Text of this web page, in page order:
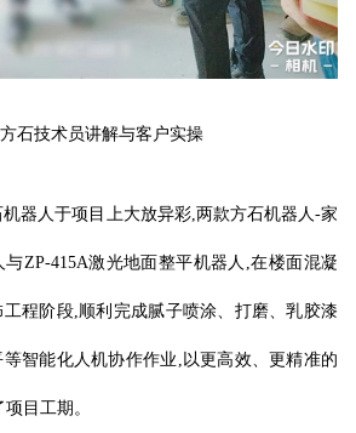
方石技术员讲解与客户实操
机器人于项目上大放异彩,两款方石机器人-家
ZP-415A激光地面整平机器人,在楼面混凝
程阶段,顺利完成腻子喷涂、打磨、乳胶漆
智能化人机协作作业,以更高效、更精准的
目工期。